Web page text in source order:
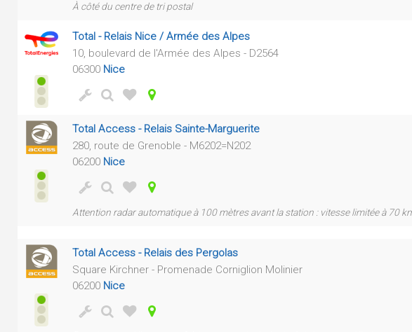
À côté du centre de tri postal
Total - Relais Nice / Armée des Alpes
10, boulevard de l'Armée des Alpes - D2564
06300 Nice
Total Access - Relais Sainte-Marguerite
280, route de Grenoble - M6202=N202
06200 Nice
Attention radar automatique à 100 mètres avant la station : vitesse limitée à 70
Total Access - Relais des Pergolas
Square Kirchner - Promenade Corniglion Molinier
06200 Nice